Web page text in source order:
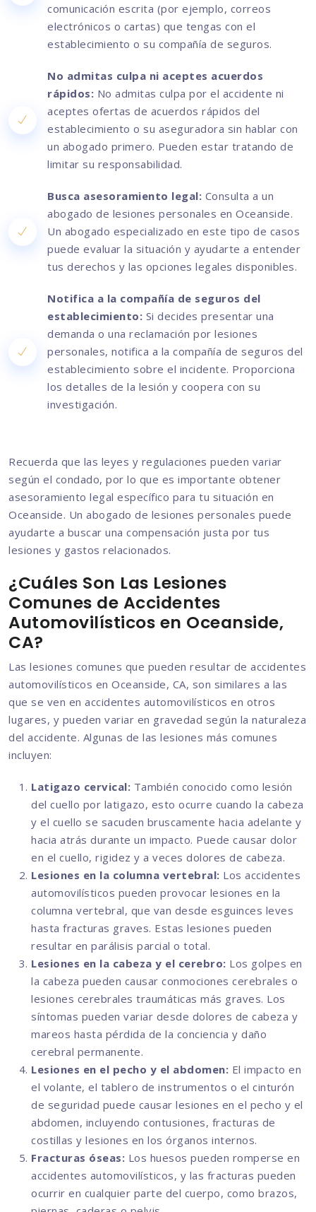
comunicación escrita (por ejemplo, correos
electrónicos o cartas) que tengas con el
establecimiento o su compañía de seguros.
No admitas culpa ni aceptes acuerdos
rápidos: No admitas culpa por el accidente ni
aceptes ofertas de acuerdos rápidos del
establecimiento o su aseguradora sin hablar con
un abogado primero. Pueden estar tratando de
limitar su responsabilidad.
Busca asesoramiento legal: Consulta a un
abogado de lesiones personales en Oceanside.
Un abogado especializado en este tipo de casos
puede evaluar la situación y ayudarte a entender
tus derechos y las opciones legales disponibles.
Notifica a la compañía de seguros del
establecimiento: Si decides presentar una
demanda o una reclamación por lesiones
personales, notifica a la compañía de seguros del
establecimiento sobre el incidente. Proporciona
los detalles de la lesión y coopera con su
investigación.
Recuerda que las leyes y regulaciones pueden variar
según el condado, por lo que es importante obtener
asesoramiento legal específico para tu situación en
Oceanside. Un abogado de lesiones personales puede
ayudarte a buscar una compensación justa por tus
lesiones y gastos relacionados.
¿Cuáles Son Las Lesiones
Comunes de Accidentes
Automovilísticos en Oceanside,
CA?
Las lesiones comunes que pueden resultar de accidentes
automovilísticos en Oceanside, CA, son similares a las
que se ven en accidentes automovilísticos en otros
lugares, y pueden variar en gravedad según la naturaleza
del accidente. Algunas de las lesiones más comunes
incluyen:
Latigazo cervical: También conocido como lesión
del cuello por latigazo, esto ocurre cuando la cabeza
y el cuello se sacuden bruscamente hacia adelante y
hacia atrás durante un impacto. Puede causar dolor
en el cuello, rigidez y a veces dolores de cabeza.
Lesiones en la columna vertebral: Los accidentes
automovilísticos pueden provocar lesiones en la
columna vertebral, que van desde esguinces leves
hasta fracturas graves. Estas lesiones pueden
resultar en parálisis parcial o total.
Lesiones en la cabeza y el cerebro: Los golpes en
la cabeza pueden causar conmociones cerebrales o
lesiones cerebrales traumáticas más graves. Los
síntomas pueden variar desde dolores de cabeza y
mareos hasta pérdida de la conciencia y daño
cerebral permanente.
Lesiones en el pecho y el abdomen: El impacto en
el volante, el tablero de instrumentos o el cinturón
de seguridad puede causar lesiones en el pecho y el
abdomen, incluyendo contusiones, fracturas de
costillas y lesiones en los órganos internos.
Fracturas óseas: Los huesos pueden romperse en
accidentes automovilísticos, y las fracturas pueden
ocurrir en cualquier parte del cuerpo, como brazos,